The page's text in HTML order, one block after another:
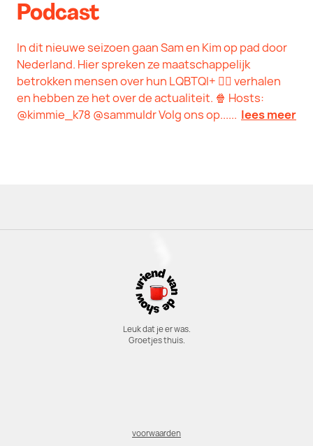
Podcast
In dit nieuwe seizoen gaan Sam en Kim op pad door
Nederland. Hier spreken ze maatschappelijk
betrokken mensen over hun LQBTQI+ 🏳️‍🌈 verhalen
en hebben ze het over de actualiteit. 🍿 Hosts:
@kimmie_k78 @sammuldr Volg ons op...... lees meer
Leuk dat je er was.
Groetjes thuis.
voorwaarden